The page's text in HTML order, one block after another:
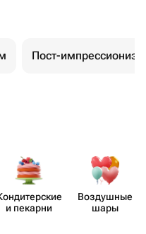
Пост-импрессионизм
и пекарни
Воздушные
шары